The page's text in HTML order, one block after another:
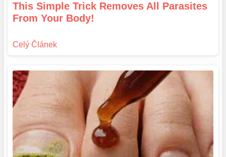
This Simple Trick Removes All Parasites
From Your Body!